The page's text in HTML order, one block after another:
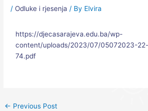
/Odluke i rjesenja / By Elvira
https://djecasarajeva.edu.ba/wp-
content/uploads/2023/07/05072023-
74.pdf
← Previous Post